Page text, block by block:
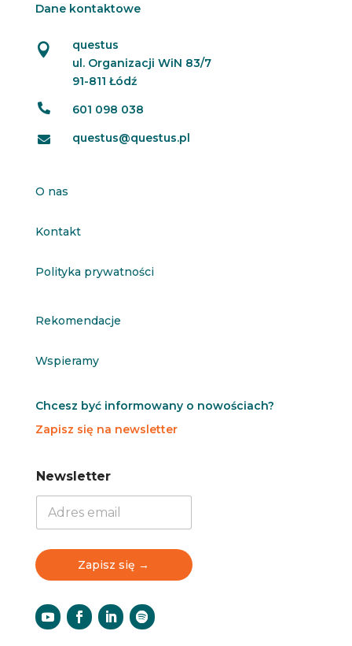
Dane kontaktowe

questus
ul. Organizacji WiN 83/7
91-811 Łódź
 601 098 038
 questus@questus.pl
O nas
Kontakt
Polityka prywatności
Rekomendacje
Wspieramy
Chcesz być informowany o nowościach?
Zapisz się na newsletter
e
w
t
t
e
N
e
e
w
t
t
e
Newsletter
Zapisz się →